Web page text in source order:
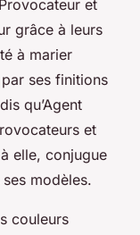
et
grâce à leurs
à marier
ses finitions
qu’Agent
et
elle, conjugue
modèles.
couleurs